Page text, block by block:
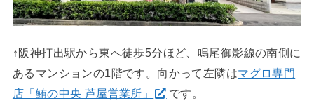
↑阪神打出駅から東へ徒歩5分ほど、鳴尾御影線の南側に
あるマンションの1階です。向かって左隣はマグロ専門
店「鮪の中央 芦屋営業所」
です。